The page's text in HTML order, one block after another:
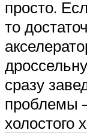
просто.
то
сразу
проблемы
холостого